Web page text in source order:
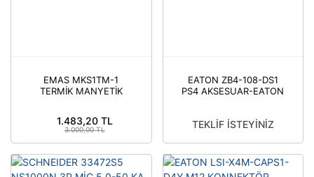
EMAS MKS1TM-1
TERMİK MANYETİK
1.483,20 TL
3.000,00 TL
EATON ZB4-108-DS1
PS4 AKSESUAR-EATON
TEKLİF İSTEYİNİZ